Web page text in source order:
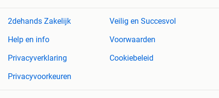
2dehands Zakelijk
Veilig en Succesvol
Help en info
Voorwaarden
Privacyverklaring
Cookiebeleid
Privacyvoorkeuren